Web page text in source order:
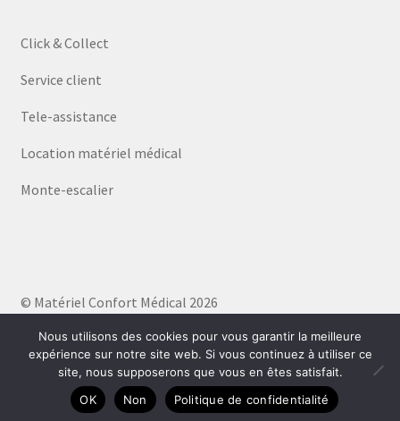
Click & Collect
Service client
Tele-assistance
Location matériel médical
Monte-escalier
© Matériel Confort Médical 2026
Nous utilisons des cookies pour vous garantir la meilleure
expérience sur notre site web. Si vous continuez à utiliser ce
site, nous supposerons que vous en êtes satisfait.
OK
Non Politique de confidentialité